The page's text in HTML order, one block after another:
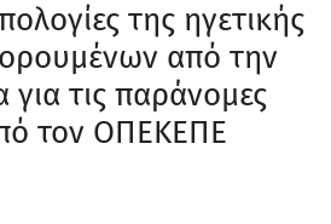
της ηγετικής
από την
για τις παράνομες
τον ΟΠΕΚΕΠΕ